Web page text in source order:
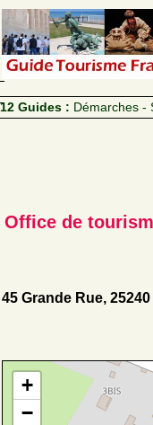
12 Guides : Démarches -
Office de
45 Grande Rue,
+
−